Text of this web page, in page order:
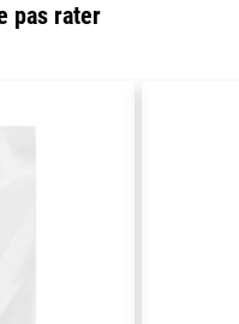
pas rater